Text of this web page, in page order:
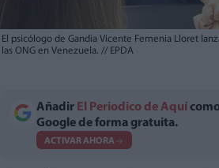
El psicólogo de Gandia Vicente Femenia Lloret
las ONG en Venezuela. // EPDA
Añadir El Periodico de Aquí
Google de forma gratuita.
ACTIVAR AHORA